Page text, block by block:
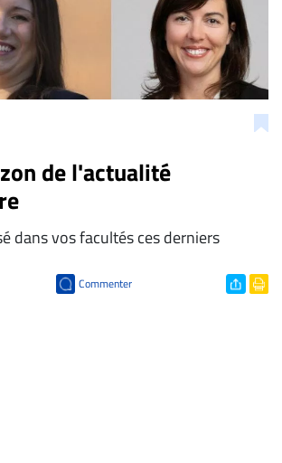
de l'actualité
dans vos facultés ces derniers
Commenter